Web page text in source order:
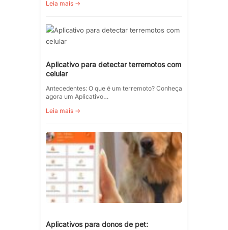
Leia mais →
Aplicativo para detectar terremotos com
celular
Antecedentes: O que é um terremoto? Conheça
agora um Aplicativo…
Leia mais →
Aplicativos para donos de pet: